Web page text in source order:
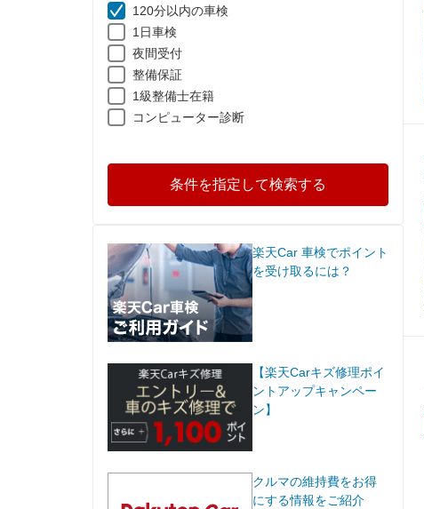
120分以内の車検
1日車検
夜間受付
整備保証
1級整備士在籍
コンピューター診断
条件を指定して検索する
楽天Car 車検でポイント
を受け取るには？
【楽天Carキズ修理ポイ
ントアップキャンペー
ン】
クルマの維持費をお得
にする情報をご紹介